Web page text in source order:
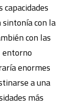
con la
con las
entorno
enormes
a una
más